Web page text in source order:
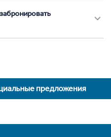
предложения